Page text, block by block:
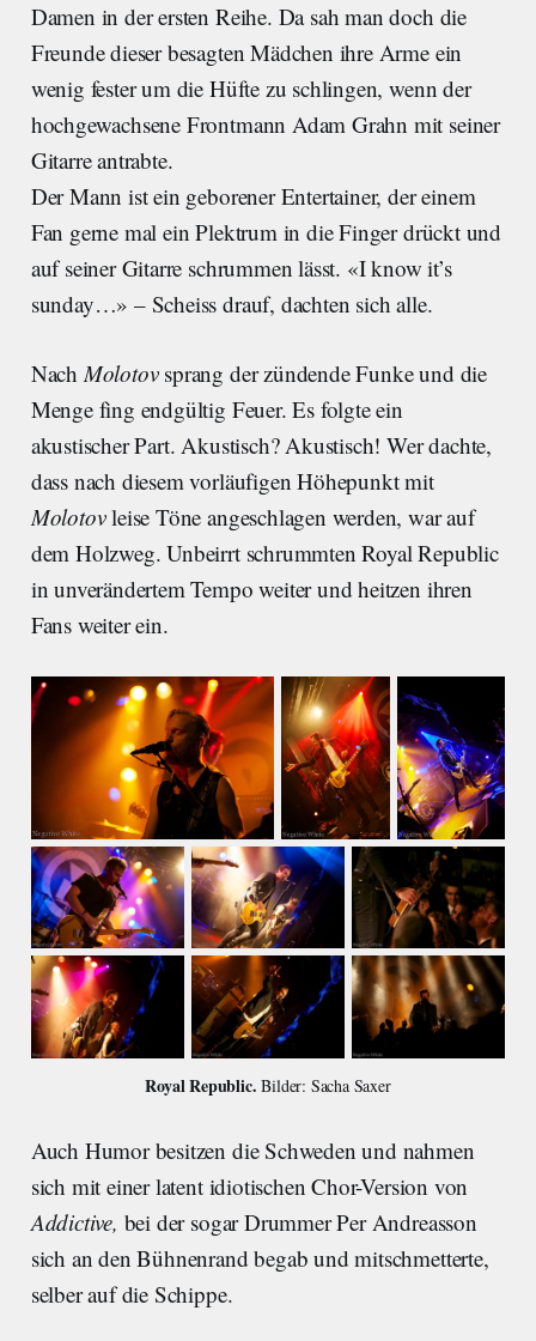
Damen in der ersten Reihe. Da sah man doch die
Freunde dieser besagten Mädchen ihre Arme ein
wenig fester um die Hüfte zu schlingen, wenn der
hochgewachsene Frontmann Adam Grahn mit seiner
Gitarre antrabte.
Der Mann ist ein geborener Entertainer, der einem
Fan gerne mal ein Plektrum in die Finger drückt und
auf seiner Gitarre schrummen lässt. «I know it’s
sunday…» – Scheiss drauf, dachten sich alle.
NachMolotovsprang der zündende Funke und die
Menge fing endgültig Feuer. Es folgte ein
akustischer Part. Akustisch? Akustisch! Wer dachte,
dass nach diesem vorläufigen Höhepunkt mit
Molotovleise Töne angeschlagen werden, war auf
dem Holzweg. Unbeirrt schrummten Royal Republic
in unverändertem Tempo weiter und heitzen ihren
Fans weiter ein.
Royal Republic. Bilder: Sacha Saxer
Auch Humor besitzen die Schweden und nahmen
sich mit einer latent idiotischen Chor-Version von
Addictive, bei der sogar Drummer Per Andreasson
sich an den Bühnenrand begab und mitschmetterte,
selber auf die Schippe.